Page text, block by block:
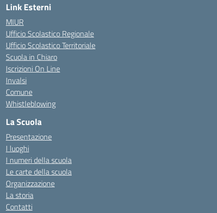
Link Esterni
MIUR
Ufficio Scolastico Regionale
Ufficio Scolastico Territoriale
Scuola in Chiaro
Iscrizioni On Line
Invalsi
Comune
Whistleblowing
La Scuola
Presentazione
I luoghi
I numeri della scuola
Le carte della scuola
Organizzazione
La storia
Contatti